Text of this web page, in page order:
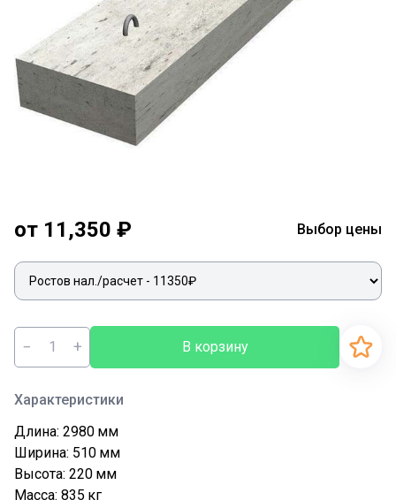
от 11,350 ₽ Выбор цены
− + В корзину
Характеристики
Длина: 2980 мм
Ширина: 510 мм
Высота: 220 мм
Масса: 835 кг